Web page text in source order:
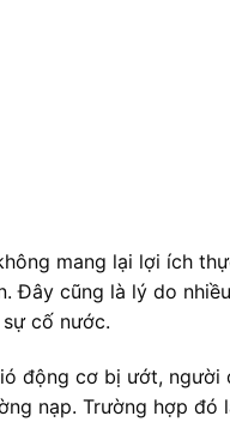
mang lại lợi ích
Đây cũng là lý do nhiều
cố nước.
động cơ bị ướt, người
nạp. Trường hợp đó